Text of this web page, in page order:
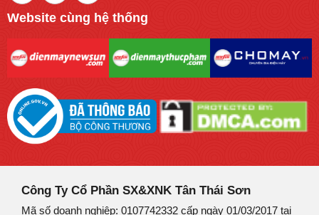
Website cùng hệ thống
Công Ty Cổ Phần SX&XNK Tân Thái Sơn
Mã số doanh nghiệp: 0107742332 cấp ngày 01/03/2017 tại